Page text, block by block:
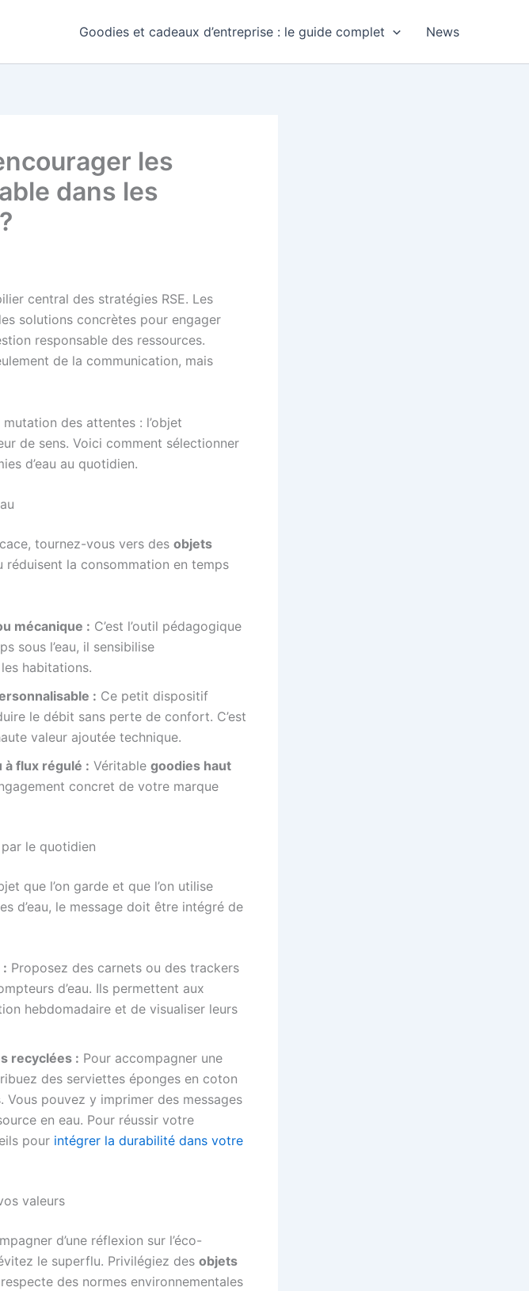
Goodies et cadeaux d’entreprise : le guide complet News
les
dans les
central des stratégies RSE. Les
solutions concrètes pour engager
responsable des ressources.
de la communication, mais
des attentes : l’objet
de sens. Voici comment sélectionner
d’eau au quotidien.
tournez-vous vers des objets
réduisent la consommation en temps
mécanique : C’est l’outil pédagogique
sous l’eau, il sensibilise
habitations.
: Ce petit dispositif
le débit sans perte de confort. C’est
valeur ajoutée technique.
à flux régulé : Véritable goodies haut
concret de votre marque
le quotidien
que l’on garde et que l’on utilise
d’eau, le message doit être intégré de
: Proposez des carnets ou des trackers
d’eau. Ils permettent aux
hebdomadaire et de visualiser leurs
recyclées : Pour accompagner une
des serviettes éponges en coton
pouvez y imprimer des messages
en eau. Pour réussir votre
pour intégrer la durabilité dans votre
valeurs
d’une réflexion sur l’éco-
le superflu. Privilégiez des objets
des normes environnementales